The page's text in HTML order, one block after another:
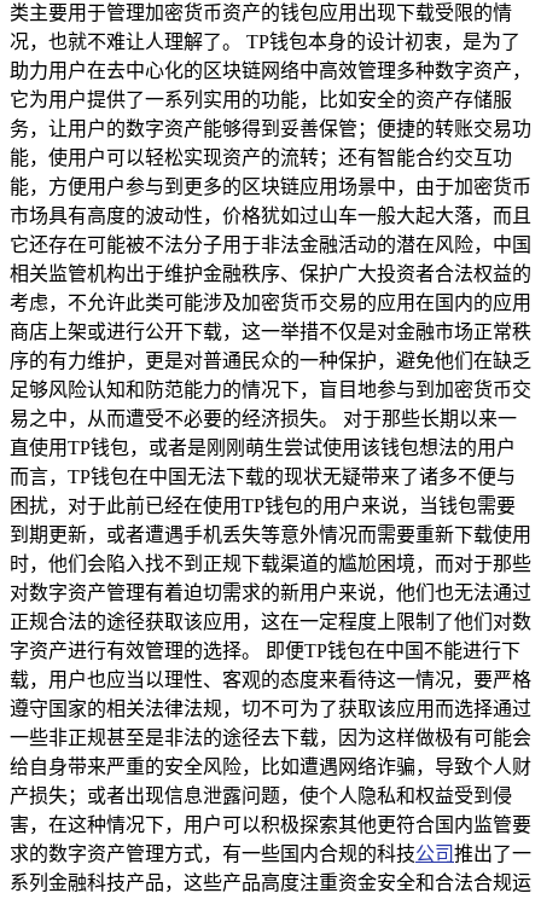
类主要用于管理加密货币资产的钱包应用出现下载受限的情
况，也就不难让人理解了。 TP钱包本身的设计初衷，是为了
助力用户在去中心化的区块链网络中高效管理多种数字资产，
它为用户提供了一系列实用的功能，比如安全的资产存储服
务，让用户的数字资产能够得到妥善保管；便捷的转账交易功
能，使用户可以轻松实现资产的流转；还有智能合约交互功
能，方便用户参与到更多的区块链应用场景中，由于加密货币
市场具有高度的波动性，价格犹如过山车一般大起大落，而且
它还存在可能被不法分子用于非法金融活动的潜在风险，中国
相关监管机构出于维护金融秩序、保护广大投资者合法权益的
考虑，不允许此类可能涉及加密货币交易的应用在国内的应用
商店上架或进行公开下载，这一举措不仅是对金融市场正常秩
序的有力维护，更是对普通民众的一种保护，避免他们在缺乏
足够风险认知和防范能力的情况下，盲目地参与到加密货币交
易之中，从而遭受不必要的经济损失。 对于那些长期以来一
直使用TP钱包，或者是刚刚萌生尝试使用该钱包想法的用户
而言，TP钱包在中国无法下载的现状无疑带来了诸多不便与
困扰，对于此前已经在使用TP钱包的用户来说，当钱包需要
到期更新，或者遭遇手机丢失等意外情况而需要重新下载使用
时，他们会陷入找不到正规下载渠道的尴尬困境，而对于那些
对数字资产管理有着迫切需求的新用户来说，他们也无法通过
正规合法的途径获取该应用，这在一定程度上限制了他们对数
字资产进行有效管理的选择。 即便TP钱包在中国不能进行下
载，用户也应当以理性、客观的态度来看待这一情况，要严格
遵守国家的相关法律法规，切不可为了获取该应用而选择通过
一些非正规甚至是非法的途径去下载，因为这样做极有可能会
给自身带来严重的安全风险，比如遭遇网络诈骗，导致个人财
产损失；或者出现信息泄露问题，使个人隐私和权益受到侵
害，在这种情况下，用户可以积极探索其他更符合国内监管要
求的数字资产管理方式，有一些国内合规的科技公司推出了一
系列金融科技产品，这些产品高度注重资金安全和合法合规运